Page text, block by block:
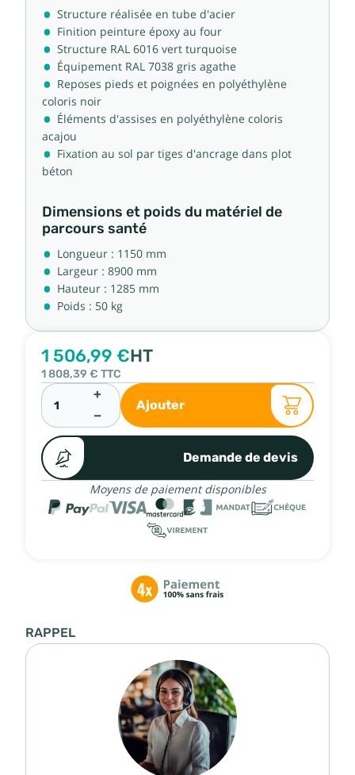
Structure réalisée en tube d'acier
Finition peinture époxy au four
Structure RAL 6016 vert turquoise
Équipement RAL 7038 gris agathe
Reposes pieds et poignées en polyéthylène
coloris noir
Éléments d'assises en polyéthylène coloris
acajou
Fixation au sol par tiges d'ancrage dans plot
béton
Dimensions et poids du matériel de
parcours santé
Longueur : 1150 mm
Largeur : 8900 mm
Hauteur : 1285 mm
Poids : 50 kg
1 506,99 €HT
1 808,39 € TTC
+
−
Ajouter
Demande de devis
Moyens de paiement disponibles
RAPPEL